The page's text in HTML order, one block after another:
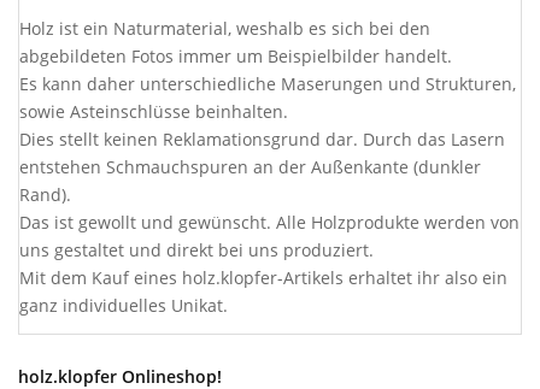
Holz ist ein Naturmaterial, weshalb es sich bei den
abgebildeten Fotos immer um Beispielbilder handelt.
Es kann daher unterschiedliche Maserungen und Strukturen,
sowie Asteinschlüsse beinhalten.
Dies stellt keinen Reklamationsgrund dar. Durch das Lasern
entstehen Schmauchspuren an der Außenkante (dunkler
Rand).
Das ist gewollt und gewünscht. Alle Holzprodukte werden von
uns gestaltet und direkt bei uns produziert.
Mit dem Kauf eines holz.klopfer-Artikels erhaltet ihr also ein
ganz individuelles Unikat.
holz.klopfer Onlineshop!